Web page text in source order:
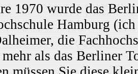
1970 wurde das
Hamburg
die
als das Berliner